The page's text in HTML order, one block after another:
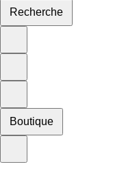
Recherche
Boutique